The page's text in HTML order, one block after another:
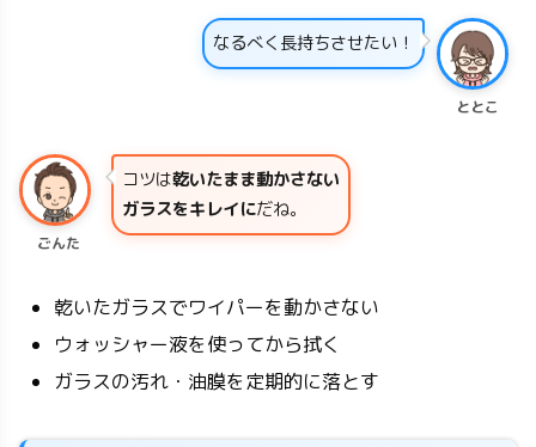
ととこ
なるべく長持ちさせたい！
ごんた
コツは乾いたまま動かさない
ガラスをキレイにだね。
乾いたガラスでワイパーを動かさない
ウォッシャー液を使ってから拭く
ガラスの汚れ・油膜を定期的に落とす